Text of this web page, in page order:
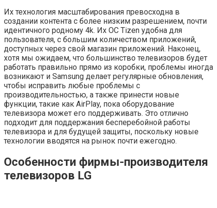
Их технология масштабирования превосходна в
создании контента с более низким разрешением, почти
идентичного родному 4k. Их ОС Tizen удобна для
пользователя, с большим количеством приложений,
доступных через свой магазин приложений. Наконец,
хотя мы ожидаем, что большинство телевизоров будет
работать правильно прямо из коробки, проблемы иногда
возникают и Samsung делает регулярные обновления,
чтобы исправить любые проблемы с
производительностью, а также принести новые
функции, такие как AirPlay, пока оборудование
телевизора может его поддерживать. Это отлично
подходит для поддержания бесперебойной работы
телевизора и для будущей защиты, поскольку новые
технологии вводятся на рынок почти ежегодно.
Особенности фирмы-производителя
телевизоров LG